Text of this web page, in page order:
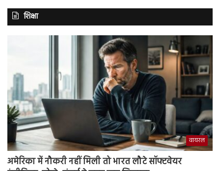
शिक्षा
वायरल
अमेरिका में नौकरी नहीं मिली तो भारत लौटे सॉफ्टवेयर